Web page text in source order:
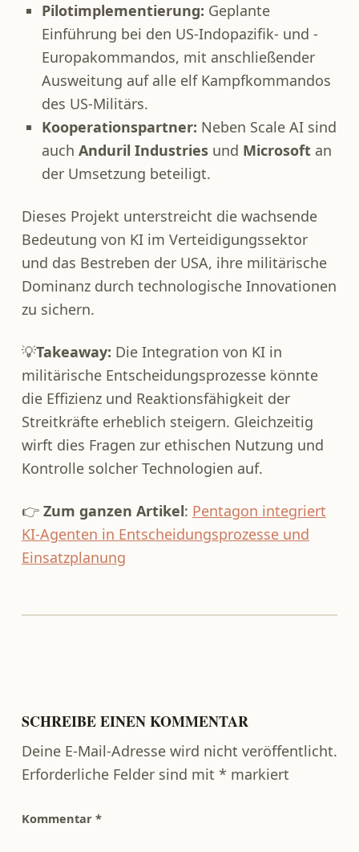
Pilotimplementierung: Geplante
Einführung bei den US-Indopazifik- und -
Europakommandos, mit anschließender
Ausweitung auf alle elf Kampfkommandos
des US-Militärs.​
Kooperationspartner: Neben Scale AI sind
auch Anduril Industriesund Microsoftan
der Umsetzung beteiligt.​
Dieses Projekt unterstreicht die wachsende
Bedeutung von KI im Verteidigungssektor
und das Bestreben der USA, ihre militärische
Dominanz durch technologische Innovationen
zu sichern.​
💡Takeaway: Die Integration von KI in
militärische Entscheidungsprozesse könnte
die Effizienz und Reaktionsfähigkeit der
Streitkräfte erheblich steigern. Gleichzeitig
wirft dies Fragen zur ethischen Nutzung und
Kontrolle solcher Technologien auf.​
👉 Zum ganzen Artikel: Pentagon integriert
KI-Agenten in Entscheidungsprozesse und
Einsatzplanung
Zurück zur Hauptnavigation springen
SCHREIBE EINEN KOMMENTAR
Deine E-Mail-Adresse wird nicht veröffentlicht.
Erforderliche Felder sind mit * markiert
Kommentar *